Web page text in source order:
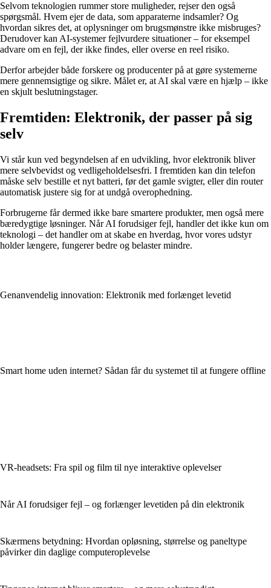
Selvom teknologien rummer store muligheder, rejser den også
spørgsmål. Hvem ejer de data, som apparaterne indsamler? Og
hvordan sikres det, at oplysninger om brugsmønstre ikke misbruges?
Derudover kan AI-systemer fejlvurdere situationer – for eksempel
advare om en fejl, der ikke findes, eller overse en reel risiko.
Derfor arbejder både forskere og producenter på at gøre systemerne
mere gennemsigtige og sikre. Målet er, at AI skal være en hjælp – ikke
en skjult beslutningstager.
Fremtiden: Elektronik, der passer på sig
selv
Vi står kun ved begyndelsen af en udvikling, hvor elektronik bliver
mere selvbevidst og vedligeholdelsesfri. I fremtiden kan din telefon
måske selv bestille et nyt batteri, før det gamle svigter, eller din router
automatisk justere sig for at undgå overophedning.
Forbrugerne får dermed ikke bare smartere produkter, men også mere
bæredygtige løsninger. Når AI forudsiger fejl, handler det ikke kun om
teknologi – det handler om at skabe en hverdag, hvor vores udstyr
holder længere, fungerer bedre og belaster mindre.
Genanvendelig innovation: Elektronik med forlænget levetid
Smart home uden internet? Sådan får du systemet til at fungere offline
VR-headsets: Fra spil og film til nye interaktive oplevelser
Når AI forudsiger fejl – og forlænger levetiden på din elektronik
Skærmens betydning: Hvordan opløsning, størrelse og paneltype
påvirker din daglige computeroplevelse